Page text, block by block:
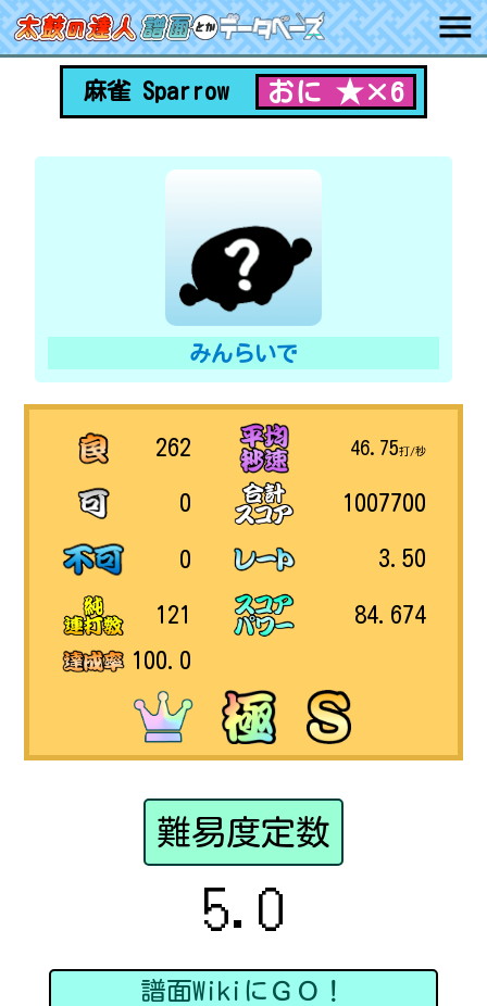
麻雀 Sparrow おに ★×6
みんらいで
262
0
0
121
100.0
46.75打/秒
1007700
3.50
84.674
難易度定数
5.0
譜面WikiにＧＯ！